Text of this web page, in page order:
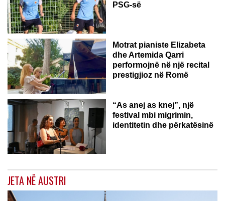
PSG-së
ROMË
Motrat pianiste Elizabeta
dhe Artemida Qarri
performojnë në një recital
prestigjioz në Romë
“As anej as knej”, një
festival mbi migrimin,
identitetin dhe përkatësinë
JETA NË AUSTRI